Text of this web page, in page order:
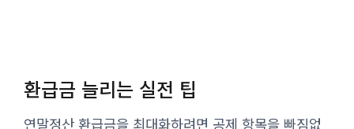
환급금 늘리는 실전 팁
연말정산 환급금을 최대화하려면 공제 항목을 빠짐없